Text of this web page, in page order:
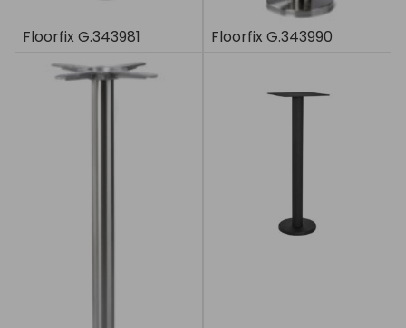
Floorfix G.343981 Floorfix G.343990